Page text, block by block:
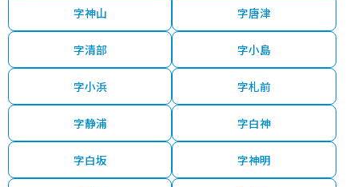
字神山 字唐津
字清部 字小島
字小浜 字札前
字静浦 字白神
字白坂 字神明